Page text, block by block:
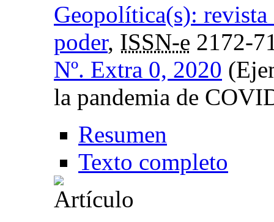
Geopolítica(s): revista
poder, ISSN-e 2172-
Nº. Extra 0, 2020
la pandemia de
Resumen
Texto completo